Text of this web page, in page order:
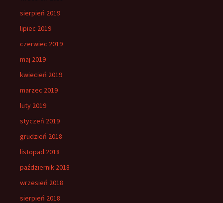
sierpień 2019
lipiec 2019
czerwiec 2019
maj 2019
kwiecień 2019
marzec 2019
luty 2019
styczeń 2019
grudzień 2018
listopad 2018
październik 2018
wrzesień 2018
sierpień 2018